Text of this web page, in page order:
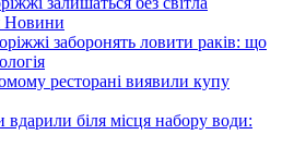
Новини
заборонять ловити раків: що
ресторані виявили купу
вдарили біля місця набору води: